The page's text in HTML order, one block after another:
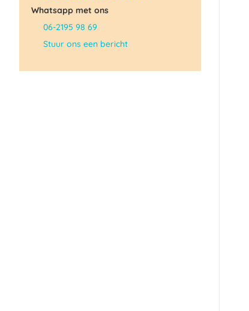
Whatsapp met ons
06-2195 98 69
Stuur ons een bericht